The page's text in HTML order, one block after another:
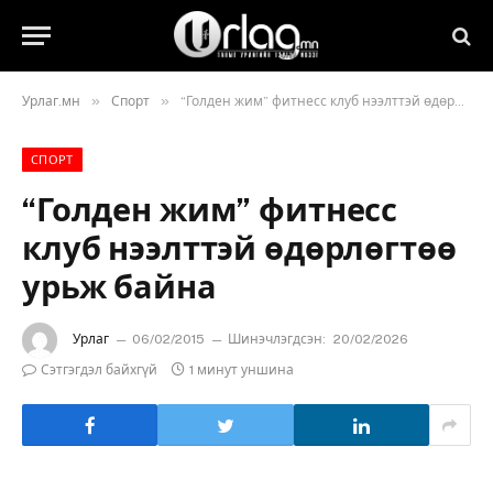
Урлаг.мн » Спорт » “Голден жим” фитнесс клуб нээлттэй өдөрлөгтөө урьж байна
СПОРТ
“Голден жим” фитнесс
клуб нээлттэй өдөрлөгтөө
урьж байна
Урлаг 06/02/2015 Шинэчлэгдсэн: 20/02/2026
Сэтгэгдэл байхгүй
1 минут уншина